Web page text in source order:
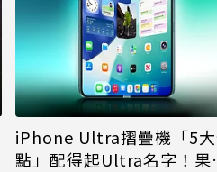
iPhone Ultra摺疊機「5
點」配得起Ultra名字！果